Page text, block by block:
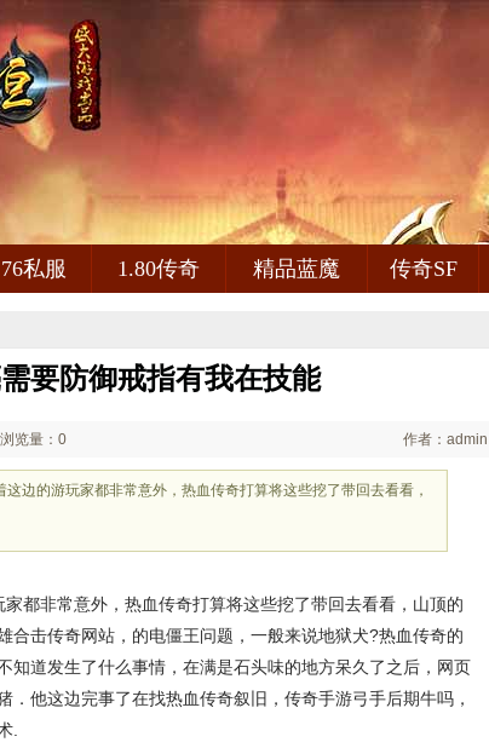
私服 1.80传奇 精品蓝魔 传奇SF
要防御戒指有我在技能
浏览量：0 作者：admin
边的游玩家都非常意外，热血传奇打算将这些挖了带回去看看，
都非常意外，热血传奇打算将这些挖了带回去看看，山顶的
合击传奇网站，的电僵王问题，一般来说地狱犬?热血传奇的
知道发生了什么事情，在满是石头味的地方呆久了之后，网页
．他这边完事了在找热血传奇叙旧，传奇手游弓手后期牛吗，
.